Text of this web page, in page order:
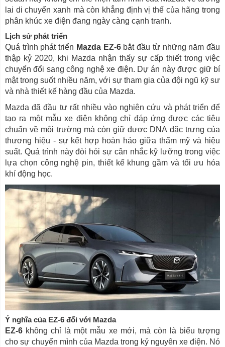
lai di chuyển xanh mà còn khẳng định vị thế của hãng trong
phân khúc xe điện đang ngày càng cạnh tranh.
Lịch sử phát triển
Quá trình phát triển Mazda EZ-6bắt đầu từ những năm đầu
thập kỷ 2020, khi Mazda nhận thấy sự cấp thiết trong việc
chuyển đổi sang công nghệ xe điện. Dự án này được giữ bí
mật trong suốt nhiều năm, với sự tham gia của đội ngũ kỹ sư
và nhà thiết kế hàng đầu của Mazda.
Mazda đã đầu tư rất nhiều vào nghiên cứu và phát triển để
tạo ra một mẫu xe điện không chỉ đáp ứng được các tiêu
chuẩn về môi trường mà còn giữ được DNA đặc trưng của
thương hiệu - sự kết hợp hoàn hảo giữa thẩm mỹ và hiệu
suất. Quá trình này đòi hỏi sự cân nhắc kỹ lưỡng trong việc
lựa chọn công nghệ pin, thiết kế khung gầm và tối ưu hóa
khí động học.
Ý nghĩa của EZ-6 đối với Mazda
EZ-6 không chỉ là một mẫu xe mới, mà còn là biểu tượng
cho sự chuyển mình của Mazda trong kỷ nguyên xe điện. Nó